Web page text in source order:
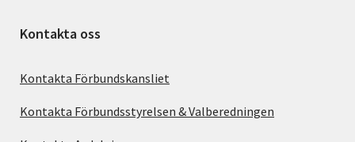
Kontakta oss
Kontakta Förbundskansliet
Kontakta Förbundsstyrelsen & Valberedningen